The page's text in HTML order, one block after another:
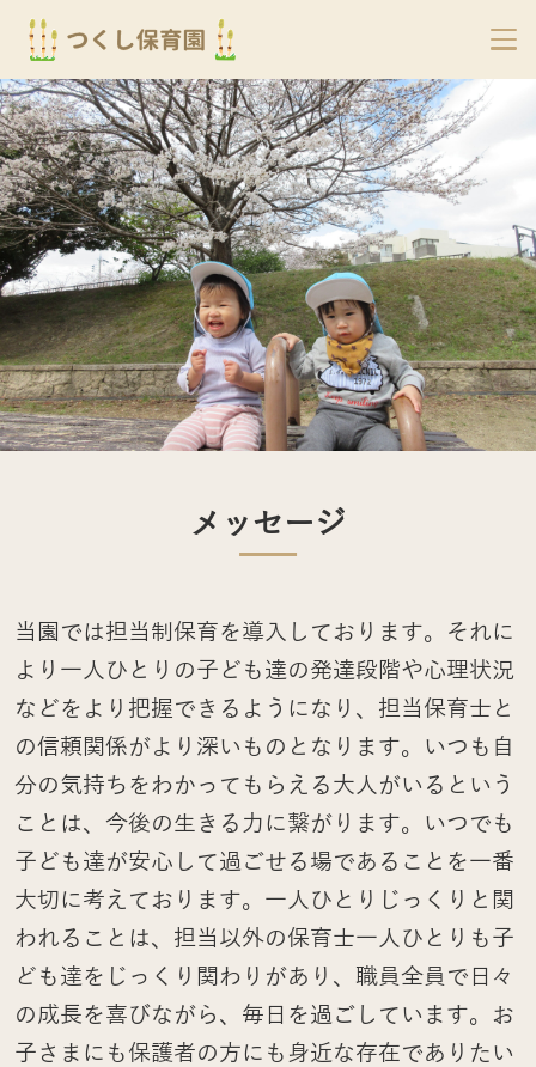
メッセージ
当園では担当制保育を導入しております。それに
より一人ひとりの子ども達の発達段階や心理状況
などをより把握できるようになり、担当保育士と
の信頼関係がより深いものとなります。いつも自
分の気持ちをわかってもらえる大人がいるという
ことは、今後の生きる力に繋がります。いつでも
子ども達が安心して過ごせる場であることを一番
大切に考えております。一人ひとりじっくりと関
われることは、担当以外の保育士一人ひとりも子
ども達をじっくり関わりがあり、職員全員で日々
の成長を喜びながら、毎日を過ごしています。お
子さまにも保護者の方にも身近な存在でありたい